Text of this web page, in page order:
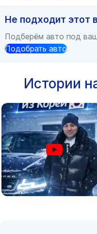
Не подходит этот
Подберём авто под
Подобрать авто
Истории